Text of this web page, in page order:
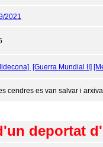
2021
[Guerra Mundial II]
cendres es van salvar i
deportat